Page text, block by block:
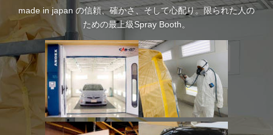
スク
お問
い合
わせ
made in japan の信頼、確かさ、そして心配り。限られた人の
ための最上級Spray Booth。